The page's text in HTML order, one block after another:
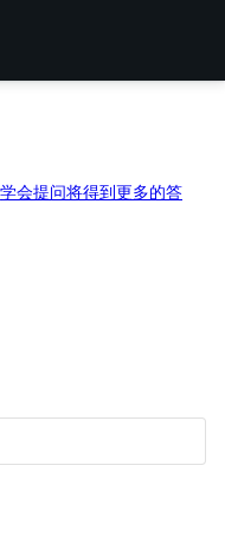
学会提问将得到更多的答